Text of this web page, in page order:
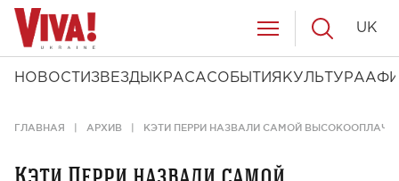
НОВОСТИ ЗВЕЗДЫ КРАСАСОБЫТИЯ КУЛЬТУРА
UK
ГЛАВНАЯ АРХИВ КЭТИ ПЕРРИ НАЗВАЛИ САМОЙ